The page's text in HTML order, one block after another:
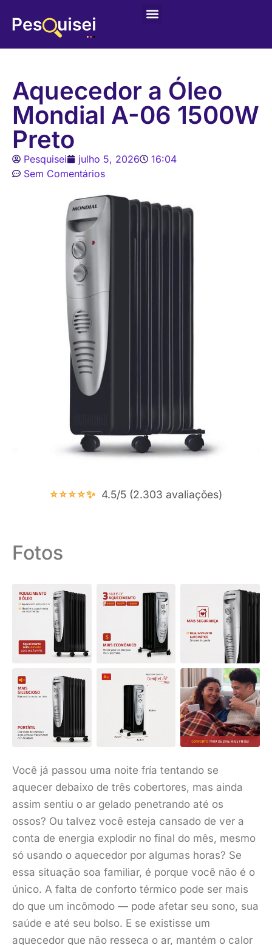
Aquecedor a Óleo
Mondial A-06 1500W
Preto
Pesquisei julho 5, 2026
16:04
Sem Comentários
⭐⭐⭐⭐✨ 4.5/5 (2.303 avaliações)
Fotos
Você já passou uma noite fría tentando se
aquecer debaixo de três cobertores, mas ainda
assim sentiu o ar gelado penetrando até os
ossos? Ou talvez você esteja cansado de ver a
conta de energia explodir no final do mês, mesmo
só usando o aquecedor por algumas horas? Se
essa situação soa familiar, é porque você não é o
único. A falta de conforto térmico pode ser mais
do que um incômodo — pode afetar seu sono, sua
saúde e até seu bolso. E se existisse um
aquecedor que não resseca o ar, mantém o calor